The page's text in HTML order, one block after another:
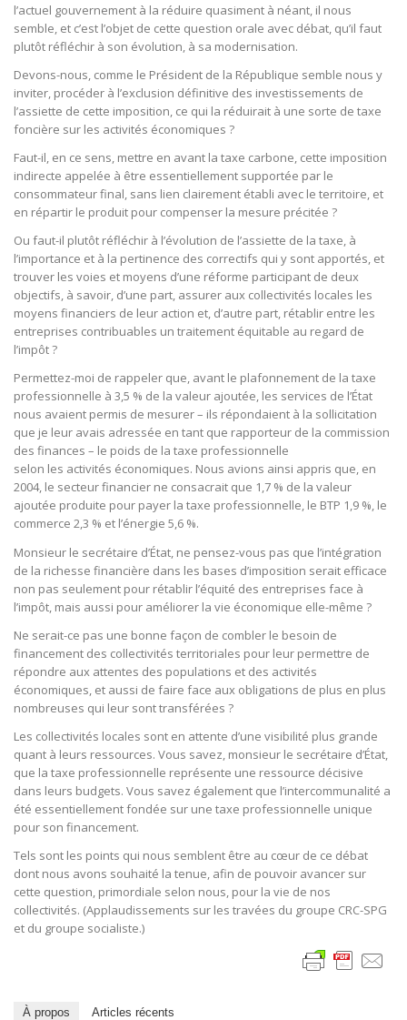
l’actuel gouvernement à la réduire quasiment à néant, il nous
semble, et c’est l’objet de cette question orale avec débat, qu’il faut
plutôt réfléchir à son évolution, à sa modernisation.
Devons-nous, comme le Président de la République semble nous y
inviter, procéder à l’exclusion définitive des investissements de
l’assiette de cette imposition, ce qui la réduirait à une sorte de taxe
foncière sur les activités économiques ?
Faut-il, en ce sens, mettre en avant la taxe carbone, cette imposition
indirecte appelée à être essentiellement supportée par le
consommateur final, sans lien clairement établi avec le territoire, et
en répartir le produit pour compenser la mesure précitée ?
Ou faut-il plutôt réfléchir à l’évolution de l’assiette de la taxe, à
l’importance et à la pertinence des correctifs qui y sont apportés, et
trouver les voies et moyens d’une réforme participant de deux
objectifs, à savoir, d’une part, assurer aux collectivités locales les
moyens financiers de leur action et, d’autre part, rétablir entre les
entreprises contribuables un traitement équitable au regard de
l’impôt ?
Permettez-moi de rappeler que, avant le plafonnement de la taxe
professionnelle à 3,5 % de la valeur ajoutée, les services de l’État
nous avaient permis de mesurer – ils répondaient à la sollicitation
que je leur avais adressée en tant que rapporteur de la commission
des finances – le poids de la taxe professionnelle
selon les activités économiques. Nous avions ainsi appris que, en
2004, le secteur financier ne consacrait que 1,7 % de la valeur
ajoutée produite pour payer la taxe professionnelle, le BTP 1,9 %, le
commerce 2,3 % et l’énergie 5,6 %.
Monsieur le secrétaire d’État, ne pensez-vous pas que l’intégration
de la richesse financière dans les bases d’imposition serait efficace
non pas seulement pour rétablir l’équité des entreprises face à
l’impôt, mais aussi pour améliorer la vie économique elle-même ?
Ne serait-ce pas une bonne façon de combler le besoin de
financement des collectivités territoriales pour leur permettre de
répondre aux attentes des populations et des activités
économiques, et aussi de faire face aux obligations de plus en plus
nombreuses qui leur sont transférées ?
Les collectivités locales sont en attente d’une visibilité plus grande
quant à leurs ressources. Vous savez, monsieur le secrétaire d’État,
que la taxe professionnelle représente une ressource décisive
dans leurs budgets. Vous savez également que l’intercommunalité a
été essentiellement fondée sur une taxe professionnelle unique
pour son financement.
Tels sont les points qui nous semblent être au cœur de ce débat
dont nous avons souhaité la tenue, afin de pouvoir avancer sur
cette question, primordiale selon nous, pour la vie de nos
collectivités. (Applaudissements sur les travées du groupe CRC-SPG
et du groupe socialiste.)
À propos Articles récents